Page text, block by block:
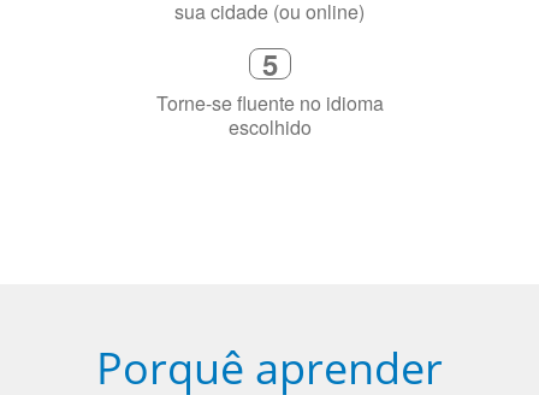
5
Torne-se fluente no idioma
escolhido
Porquê aprender